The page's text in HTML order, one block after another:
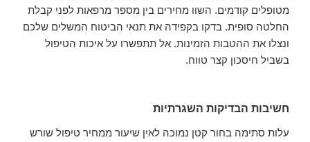
מטופלים קודמים. השוו מחירים בין מספר מרפאות לפני קבלת
החלטה סופית. בדקו בקפידה את תנאי הביטוח המשלים שלכם
ונצלו את ההטבות הזמינות. אל תתפשרו על איכות הטיפול
בשביל חיסכון קצר טווח.
חשיבות הבדיקות השגרתיות
עלות סתימה בחור קטן נמוכה לאין שיעור ממחיר טיפול שורש